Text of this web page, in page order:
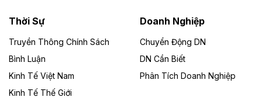
đất để đầu tư khu công nghiệp công nghệ cao Long
Thành, thời hạn đến 2065.
Theo baodautu.vn
Đề xuất hỗ trợ 20.000 tỷ đồng làm cao tốc
Thái Nguyên - Lạng Sơn
Thời Sự
Truyền Thông Chính Sách
Bình Luận
Kinh Tế Việt Nam
Kinh Tế Thế Giới
Doanh Nghiệp
Chuyển Động DN
DN Cần Biết
Phân Tích Doanh Nghiệp